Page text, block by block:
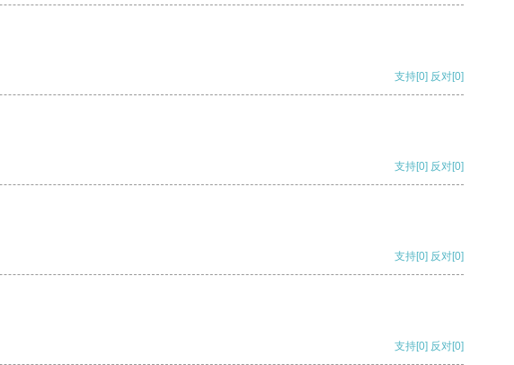
支持[0] 反对[0]
支持[0] 反对[0]
支持[0] 反对[0]
支持[0] 反对[0]